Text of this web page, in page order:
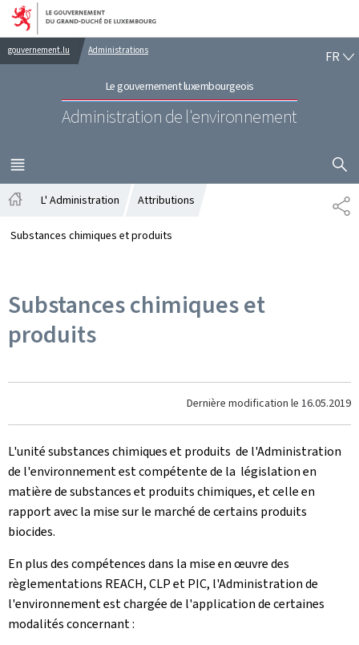
Aller au menu principal
Aller au contenu
gouvernement.lu Administrations
Le gouvernement luxembourgeois
Administration de l'environnement
FR
MENU
PRINCIPAL
L' Administration Attributions
Substances chimiques et produits
Substances chimiques et
produits
Dernière modification le 16.05.2019
L'unité substances chimiques et produits de l'Administration
de l'environnement est compétente de la législation en
matière de substances et produits chimiques, et celle en
rapport avec la mise sur le marché de certains produits
biocides.
En plus des compétences dans la mise en œuvre des
règlementations REACH, CLP et PIC, l'Administration de
l'environnement est chargée de l'application de certaines
modalités concernant :